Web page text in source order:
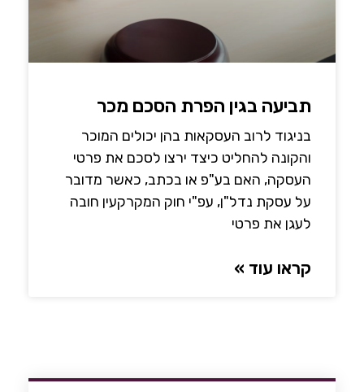
תביעה בגין הפרת הסכם מכר
בניגוד לרוב העסקאות בהן יכולים המוכר
והקונה להחליט כיצד ירצו לסכם את פרטי
העסקה, האם בע"פ או בכתב, כאשר מדובר
על עסקת נדל"ן, עפ"י חוק המקרקעין חובה
לעגן את פרטי
קראו עוד »